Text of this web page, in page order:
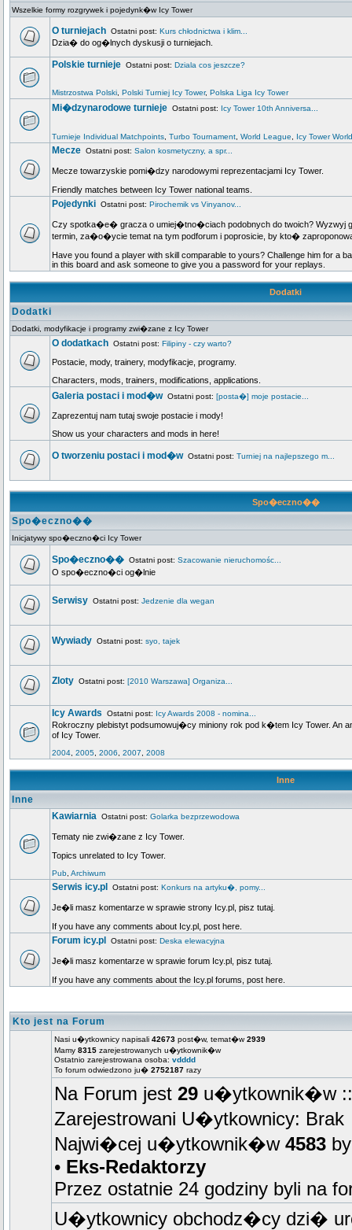
Wszelkie formy rozgrywek i pojedynk�w Icy Tower
O turniejach Ostatni post: Kurs chłodnictwa i klim...
Dzia� do og�lnych dyskusji o turniejach.
Polskie turnieje Ostatni post: Dziala cos jeszcze?
Mistrzostwa Polski Polski Turniej Icy Tower, Polska Liga Icy Tower
Mi�dzynarodowe turnieje Ostatni post: Icy Tower 10th Anniversa...
Turnieje Individual Matchpoints Turbo Tournament World League Icy Tower
Mecze Ostatni post: Salon kosmetyczny, a spr...
Mecze towarzyskie pomi�dzy narodowymi reprezentacjami Icy Tower.
Friendly matches between Icy Tower national teams.
Pojedynki Ostatni post: Pirochemik vs Vinyanov...
Czy spotka�e� gracza o umiej�tno�ciach podobnych do twoich? Wyzwyj
termin, za�o�ycie temat na tym podforum i poprosicie, by kto�
Have you found a player with skill comparable to yours? Challenge him for a
in this board and ask someone to give you a password for your replays.
Dodatki
Dodatki
Dodatki, modyfikacje i programy zwi�zane z Icy Tower
O dodatkach Ostatni post: Filipiny - czy warto?
Postacie, mody, trainery, modyfikacje, programy.
Characters, mods, trainers, modifications, applications.
Galeria postaci i mod�wOstatni post: [posta�] moje postacie...
Zaprezentuj nam tutaj swoje postacie i mody!
Show us your characters and mods in here!
O tworzeniu postaci i mod�wOstatni post: Turniej na najlepszego m...
Spo�eczno��
Spo�eczno��
Inicjatywy spo�eczno�ci Icy Tower
Spo�eczno�� Ostatni post: Szacowanie nieruchomośc...
O spo�eczno�ci og�lnie
Serwisy Ostatni post: Jedzenie dla wegan
Wywiady Ostatni post: syo, tajek
Zloty Ostatni post: [2010 Warszawa] Organiza...
Icy Awards Ostatni post: Icy Awards 2008 - nomina...
Rokroczny plebistyt podsumowuj�cy miniony rok pod k�tem Icy Tower. An
of Icy Tower.
2004 2005 2006 2007 2008
Inne
Inne
Kawiarnia Ostatni post: Golarka bezprzewodowa
Tematy nie zwi�zane z Icy Tower.
Topics unrelated to Icy Tower.
Pub Archiwum
Serwis icy.pl Ostatni post: Konkurs na artyku�, pomy...
Je�li masz komentarze w sprawie strony Icy.pl, pisz tutaj.
If you have any comments about Icy.pl, post here.
Forum icy.pl Ostatni post: Deska elewacyjna
Je�li masz komentarze w sprawie forum Icy.pl, pisz tutaj.
If you have any comments about the Icy.pl forums, post here.
Kto jest na Forum
Nasi u�ytkownicy napisali 42673 post�w, temat�w2939
Mamy 8315 zarejestrowanych u�ytkownik�w
Ostatnio zarejestrowana osoba: vdddd
To forum odwiedzono ju� 2752187 razy
Na Forum jest 29 u�ytkownik�w ::
Zarejestrowani U�ytkownicy: Brak
Najwi�cej u�ytkownik�w 4583
• Eks-Redaktorzy
Przez ostatnie 24 godziny byli na
U�ytkownicy obchodz�cy dzi�